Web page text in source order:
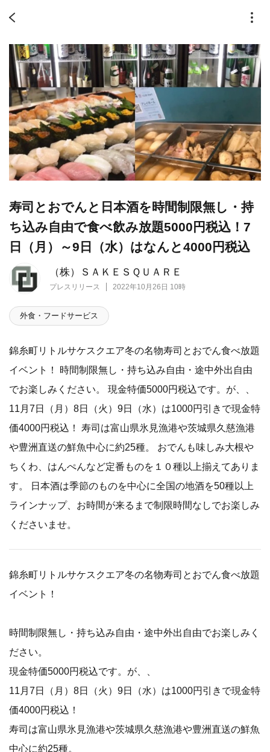
（株）ＳＡＫＥＳＱＵＡＲＥ
プレスリリース 2022年10月26日 10時
寿司とおでんと日本酒を時間制限無し・持
ち込み自由で食べ飲み放題5000円税込！7
日（月）～9日（水）はなんと4000円税込
外食・フードサービス
錦糸町リトルサケスクエア冬の名物寿司とおでん食べ放題
イベント！ 時間制限無し・持ち込み自由・途中外出自由
でお楽しみください。 現金特価5000円税込です。が、、
11月7日（月）8日（火）9日（水）は1000円引きで現金特
価4000円税込！ 寿司は富山県氷見漁港や茨城県久慈漁港
や豊洲直送の鮮魚中心に約25種。 おでんも味しみ大根や
ちくわ、はんぺんなど定番ものを１０種以上揃えてありま
す。 日本酒は季節のものを中心に全国の地酒を50種以上
ラインナップ、お時間が来るまで制限時間なしでお楽しみ
くださいませ。
錦糸町リトルサケスクエア冬の名物寿司とおでん食べ放題
イベント！
時間制限無し・持ち込み自由・途中外出自由でお楽しみく
ださい。
現金特価5000円税込です。が、、
11月7日（月）8日（火）9日（水）は1000円引きで現金特
価4000円税込！
寿司は富山県氷見漁港や茨城県久慈漁港や豊洲直送の鮮魚
中心に約25種。